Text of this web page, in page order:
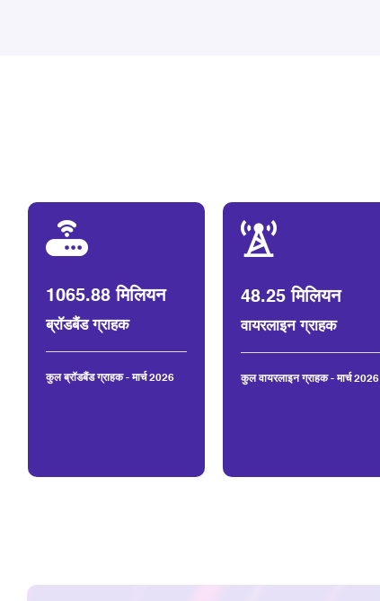
1065.88 मिलियन
ब्रॉडबैंड ग्राहक
कुल ब्रॉडबैंड ग्राहक - मार्च 2026
48.25 मिलियन
वायरलाइन ग्राहक
कुल वायरलाइन ग्राहक - मार्च 2026